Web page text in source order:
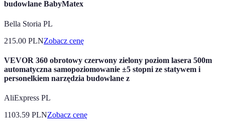
budowlane BabyMatex
Bella Storia PL
215.00 PLNZobacz cenę
VEVOR 360 obrotowy czerwony zielony poziom lasera 500m
automatyczna samopoziomowanie ±5 stopni ze statywem i
personelkiem narzędzia budowlane z
AliExpress PL
1103.59 PLNZobacz cenę